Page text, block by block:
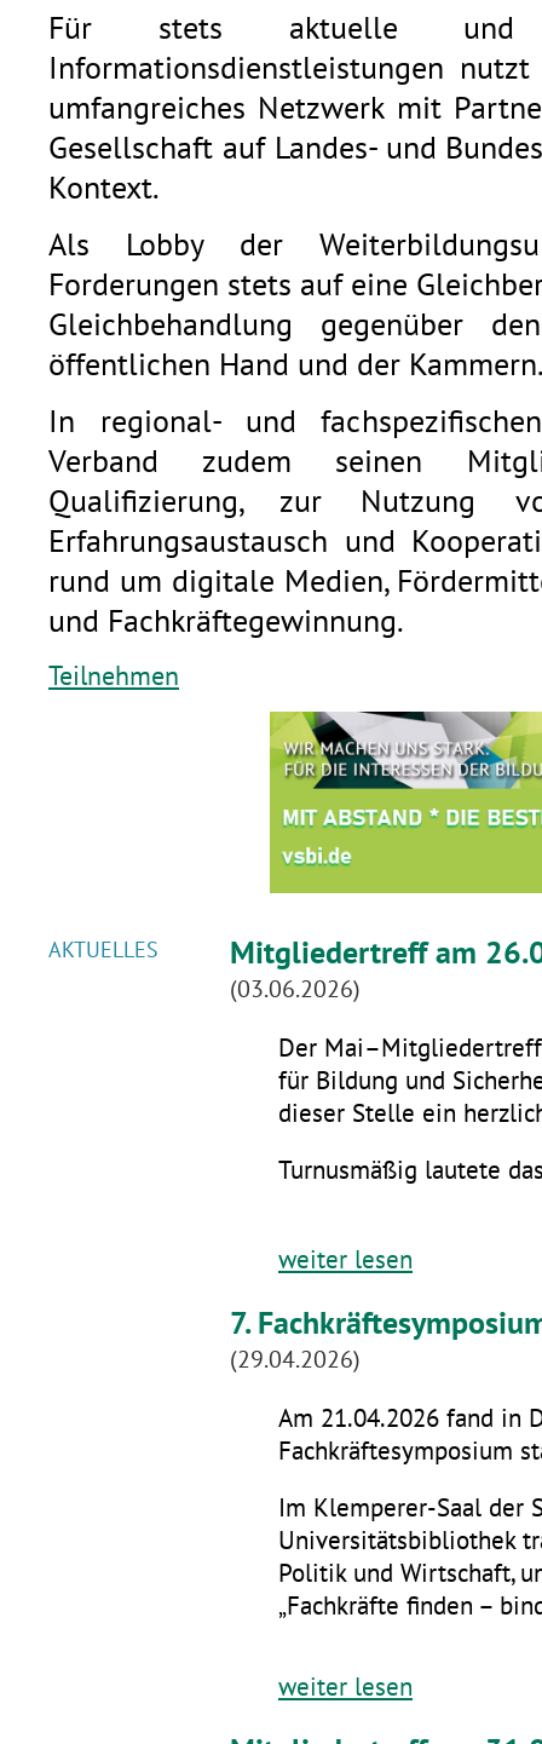
Für stets aktuelle und
Informationsdienstleistungen
umfangreiches Netzwerk mit
Gesellschaft auf Landes- und
Kontext.
Als Lobby der
Forderungen stets auf eine
Gleichbehandlung gegenüber
öffentlichen Hand und der
In regional- und
Verband zudem seinen
Qualifizierung, zur Nutzung
Erfahrungsaustausch und
rund um digitale Medien,
und Fachkräftegewinnung.
Teilnehmen
AKTUELLES Mitgliedertreff am
(03.06.2026)
Der
für Bildung und
dieser Stelle ein
Turnusmäßig lautete
weiter lesen
7.
(29.04.2026)
Am 21.04.2026 fand in
Fachkräftesymposium
Im Klemperer-Saal der
Universitätsbibliothek
Politik und Wirtschaft,
„Fachkräfte finden –
weiter lesen